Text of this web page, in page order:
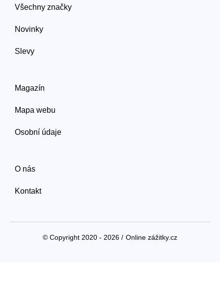
Všechny značky
Novinky
Slevy
Magazín
Mapa webu
Osobní údaje
O nás
Kontakt
© Copyright 2020 - 2026 / Online zážitky.cz